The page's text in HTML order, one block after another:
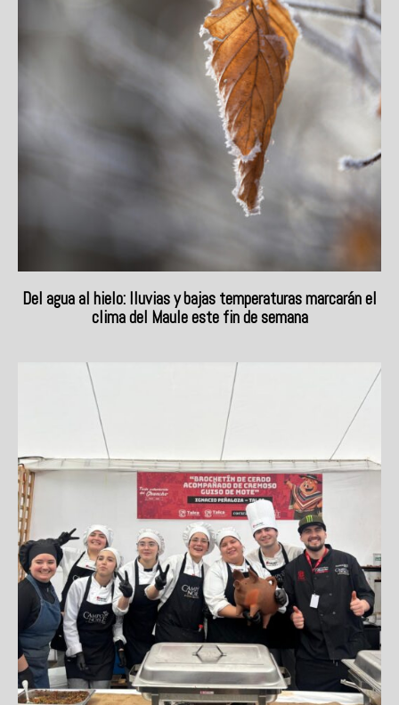
Del agua al hielo: lluvias y bajas temperaturas marcarán el
clima del Maule este fin de semana